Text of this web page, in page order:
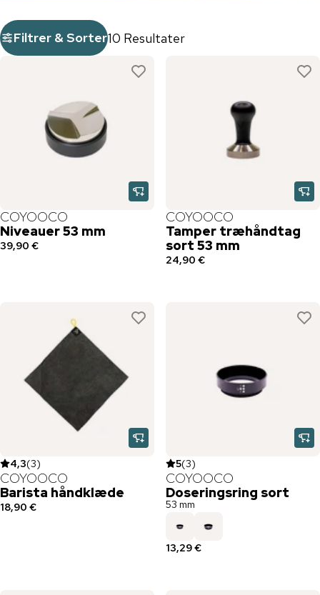
Filtrer & Sorter10 Resultater
COYOOCO
Niveauer 53 mm
39,90 €
COYOOCO
Tamper træhåndtag
sort 53 mm
24,90 €
4,3(3)
COYOOCO
Barista håndklæde
18,90 €
5(3)
COYOOCO
Doseringsring sort
53 mm
13,29 €